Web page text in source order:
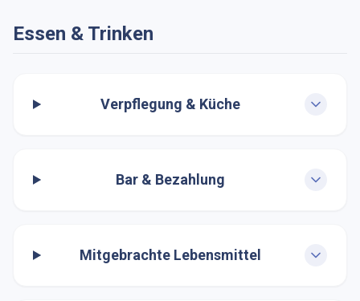
Essen & Trinken
Verpflegung & Küche
Bar & Bezahlung
Mitgebrachte Lebensmittel